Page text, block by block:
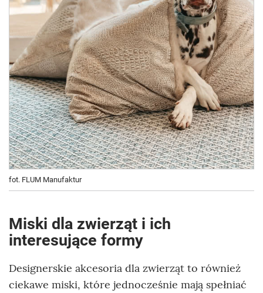
fot. FLUM Manufaktur
Miski dla zwierząt i ich
interesujące formy
Designerskie akcesoria dla zwierząt to również
ciekawe miski, które jednocześnie mają spełniać